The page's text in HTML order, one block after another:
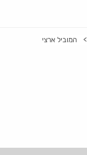
המוביל ארצי